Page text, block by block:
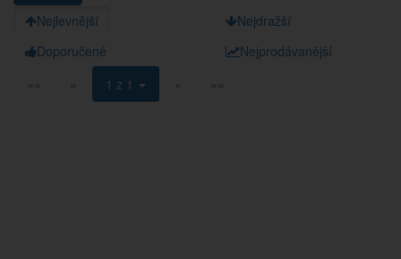
Nejlevnější
Nejdražší
Doporučené
Nejprodávanější
««
« 1 z 1 » »»